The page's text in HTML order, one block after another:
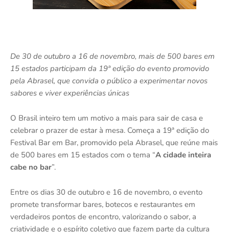
De 30 de outubro a 16 de novembro, mais de 500 bares em
15 estados participam da 19ª edição do evento promovido
pela Abrasel, que convida o público a experimentar novos
sabores e viver experiências únicas
O Brasil inteiro tem um motivo a mais para sair de casa e
celebrar o prazer de estar à mesa. Começa a 19ª edição do
Festival Bar em Bar, promovido pela Abrasel, que reúne mais
de 500 bares em 15 estados com o tema “A cidade inteira
cabe no bar”.
Entre os dias 30 de outubro e 16 de novembro, o evento
promete transformar bares, botecos e restaurantes em
verdadeiros pontos de encontro, valorizando o sabor, a
criatividade e o espírito coletivo que fazem parte da cultura